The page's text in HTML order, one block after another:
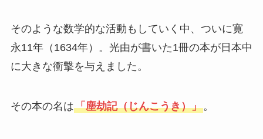
そのような数学的な活動もしていく中、ついに寛
永11年（1634年）。光由が書いた1冊の本が日本中
に大きな衝撃を与えました。
その本の名は「塵劫記（じんこうき）」。